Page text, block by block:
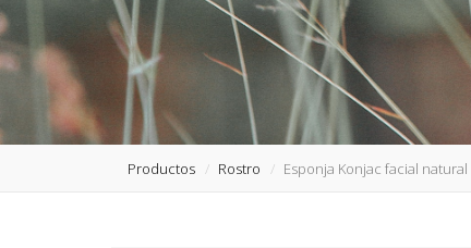
Productos Rostro Esponja Konjac facial natural